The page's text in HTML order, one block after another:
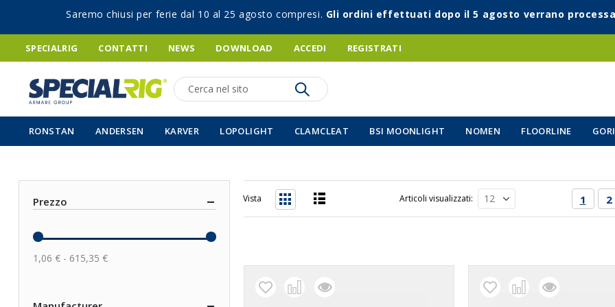
Saremo chiusi per ferie dal 10 al 25 agosto compresi. Gli ordini effettuati dopo il 5 agosto verrano
SPECIALRIG CONTATTI NEWS DOWNLOAD ACCEDI REGISTRATI
Ricerca
RONSTAN ANDERSEN KARVER LOPOLIGHT CLAMCLEAT BSI MOONLIGHT NOMEN FLOORLINE
Pagina
1 2
Articoli visualizzati
Vista
Prezzo
1,06 € - 615,35 €